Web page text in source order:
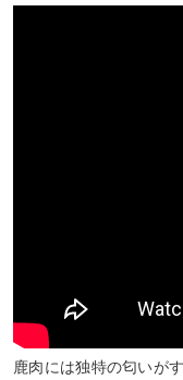
鹿肉には独特の匂いが